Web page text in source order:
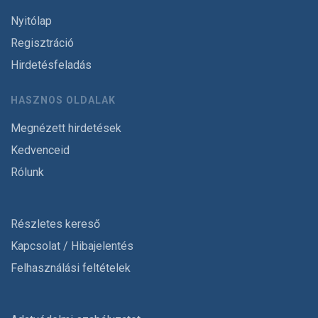
Nyitólap
Regisztráció
Hirdetésfeladás
HASZNOS OLDALAK
Megnézett hirdetések
Kedvenceid
Rólunk
Részletes kereső
Kapcsolat / Hibajelentés
Felhasználási feltételek